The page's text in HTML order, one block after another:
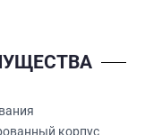
корпус